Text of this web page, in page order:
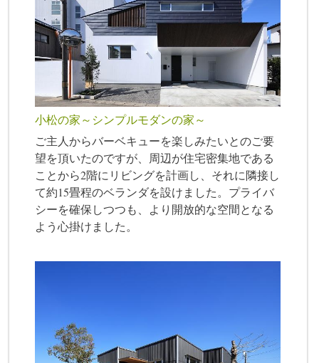
小松の家～シンプルモダンの家～
ご主人からバーベキューを楽しみたいとのご要
望を頂いたのですが、周辺が住宅密集地である
ことから2階にリビングを計画し、それに隣接し
て約15畳程のベランダを設けました。プライバ
シーを確保しつつも、より開放的な空間となる
よう心掛けました。